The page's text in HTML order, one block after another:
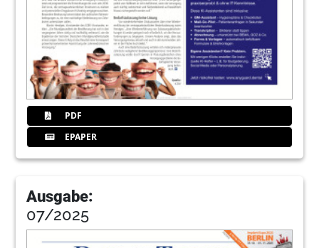
PDF
EPAPER
Ausgabe:
07/2025